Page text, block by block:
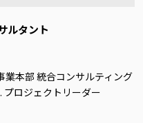
ルタント
業本部 統合コンサルティング
プロジェクトリーダー